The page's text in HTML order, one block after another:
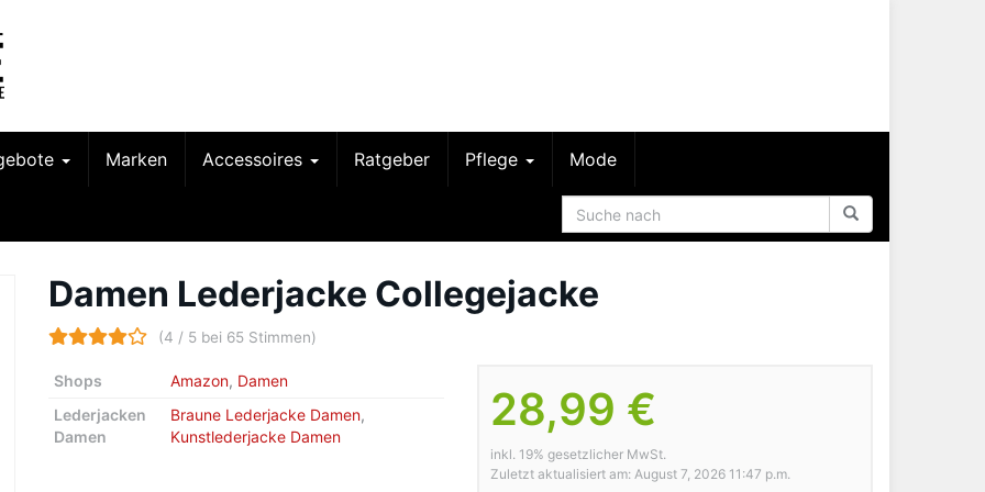
Marken Accessoires Ratgeber Pflege Mode
Damen Lederjacke Collegejacke
(4 / 5 bei 65 Stimmen)
28,99 €
inkl. 19% gesetzlicher MwSt.
Zuletzt aktualisiert am: August 7, 2026 11:47 p.m.
Shops Amazon, Damen
Lederjacken
Damen
Braune Lederjacke Damen,
Kunstlederjacke Damen